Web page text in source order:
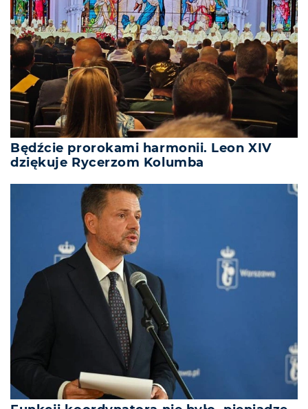
Będźcie prorokami harmonii. Leon XIV
dziękuje Rycerzom Kolumba